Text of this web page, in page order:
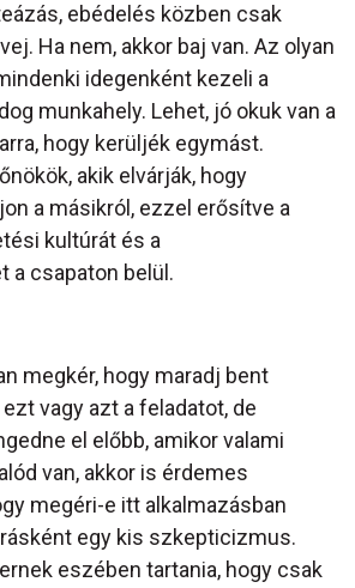
ebédelés közben csak
Ha nem, akkor baj van. Az olyan
idegenként kezeli a
munkahely. Lehet, jó okuk van a
hogy kerüljék egymást.
akik elvárják, hogy
a másikról, ezzel erősítve a
kultúrát és a
a csapaton belül.
megkér, hogy maradj bent
vagy azt a feladatot, de
el előbb, amikor valami
van, akkor is érdemes
megéri-e itt alkalmazásban
egy kis szkepticizmus.
eszében tartania, hogy csak